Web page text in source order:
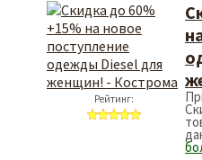
Рейтинг: